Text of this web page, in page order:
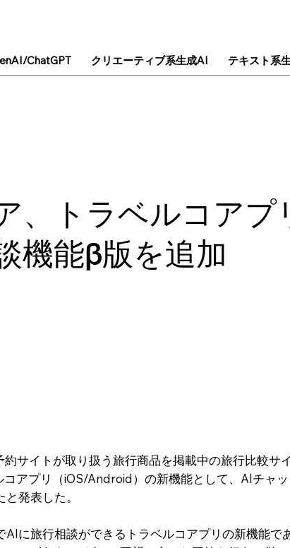
、トラベルコアプ
機能β版を追加
サイトが取り扱う旅行商品を掲載中の旅行比較サ
アプリ（iOS/Android）の新機能として、AIチャ
発表した。
AIに旅行相談ができるトラベルコアプリの新機能で
ChatGPT クリエーティブ系生成AI テキスト系